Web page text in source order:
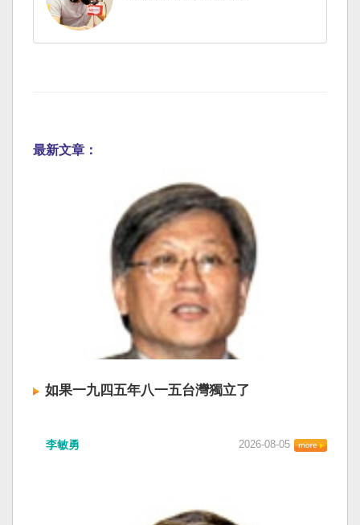
最新文章：
如果一九四五年八一五台灣獨立了
李敏勇 2026-08-05